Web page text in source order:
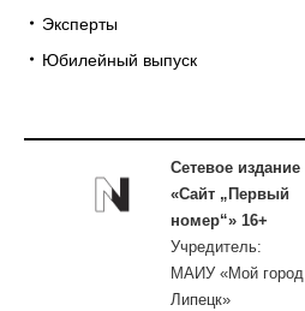
Эксперты
Юбилейный выпуск
Сетевое издание
«Сайт „Первый
номер“» 16+
Учредитель:
МАИУ «Мой город
Липецк»